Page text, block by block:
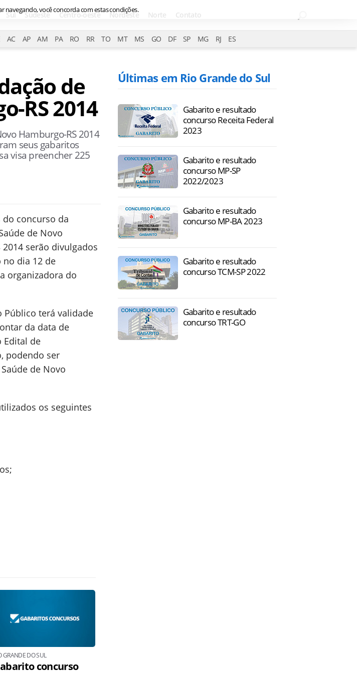
Sul Sudeste Centro-oeste Nordeste Norte Contato
AC AP AM PA RO RR TO MT MS GO DF SP MG RJ ES
de
RS 2014
Hamburgo-RS 2014
seus gabaritos
visa preencher 225
concurso da
de Novo
2014 serão divulgados
no dia 12 de
organizadora do
Público terá validade
da data de
Edital de
podendo ser
de Novo
os seguintes
GRANDE DO SUL
concurso
Últimas em Rio Grande do Sul
Gabarito e resultado
concurso Receita Federal
2023
Gabarito e resultado
concurso MP-SP
2022/2023
Gabarito e resultado
concurso MP-BA 2023
Gabarito e resultado
concurso TCM-SP 2022
Gabarito e resultado
concurso TRT-GO
navegando, você concorda com estas condições.